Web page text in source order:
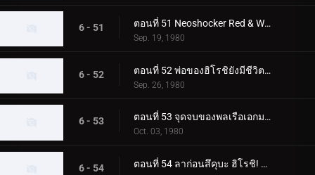
6 - 51 ตอนที่ 51 Neoshocker Red & White ศึกตัดสินแห่งความตายครั้งยิ่งใหญ่
Sep. 19, 1980
6 - 52 ตอนที่ 52 พ่อของฮิโรชิยังมีชีวิตอยู่! ในฐานะมนุษย์ที่เปลี่ยนแปลงไป FX777
Sep. 26, 1980
6 - 53 ตอนที่ 53 จุดจบของพลเรือเอกมาจิน! และตัวตนที่แท้จริงของผู้นำที่ยิ่งใหญ่
Oct. 03, 1980
6 - 54 ตอนที่ 54 ลาก่อนสึคุบะ ฮิโรชิ! แปดฮีโร่ตลอดกาล....